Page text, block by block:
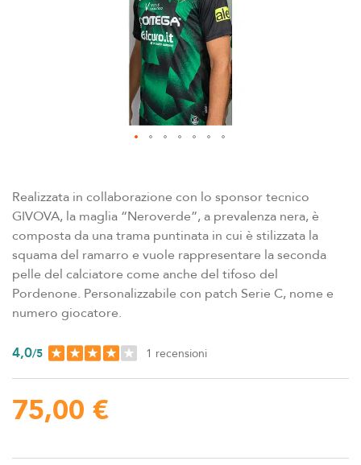
Realizzata in collaborazione con lo sponsor tecnico
GIVOVA, la maglia “Neroverde”, a prevalenza nera, è
composta da una trama puntinata in cui è stilizzata la
squama del ramarro e vuole rappresentare la seconda
pelle del calciatore come anche del tifoso del
Pordenone. Personalizzabile con patch Serie C, nome e
numero giocatore.
4,0/5 1 recensioni
75,00 €
della
di
immagini